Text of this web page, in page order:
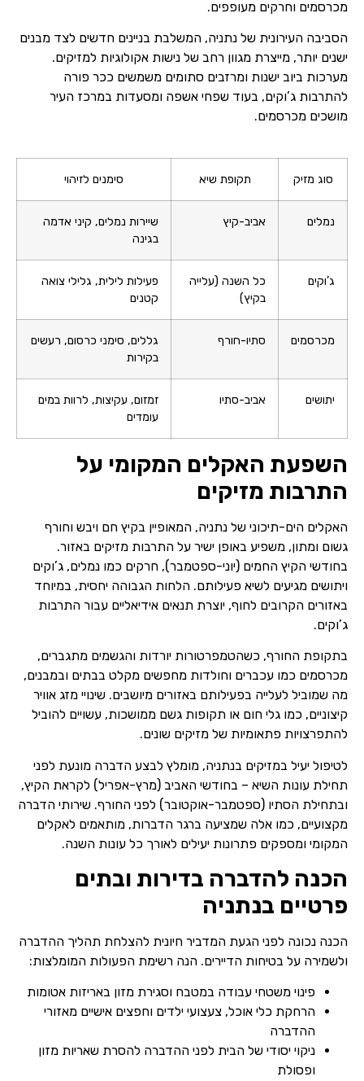
מכרסמים וחרקים מעופפים.
הסביבה העירונית של נתניה, המשלבת בניינים חדשים לצד מבנים
ישנים יותר, מייצרת מגוון רחב של נישות אקולוגיות למזיקים.
מערכות ביוב ישנות ומרזבים סתומים משמשים ככר פורה
להתרבות ג’וקים, בעוד שפחי אשפה ומסעדות במרכז העיר
מושכים מכרסמים.
סוג מזיק תקופת שיא סימנים לזיהוי
נמלים אביב-קיץ
שיירות נמלים, קיני אדמה
בגינה
ג’וקים
כל השנה (עלייה
בקיץ)
פעילות לילית, גלילי צואה
קטנים
מכרסמים סתיו-חורף
גללים, סימני כרסום, רעשים
בקירות
יתושים אביב-סתיו
זמזום, עקיצות, לרוות במים
עומדים
השפעת האקלים המקומי על
התרבות מזיקים
האקלים הים-תיכוני של נתניה, המאופיין בקיץ חם ויבש וחורף
גשום ומתון, משפיע באופן ישיר על התרבות מזיקים באזור.
בחודשי הקיץ החמים (יוני-ספטמבר), חרקים כמו נמלים, ג’וקים
ויתושים מגיעים לשיא פעילותם. הלחות הגבוהה יחסית, במיוחד
באזורים הקרובים לחוף, יוצרת תנאים אידיאליים עבור התרבות
ג’וקים.
בתקופת החורף, כשהטמפרטורות יורדות והגשמים מתגברים,
מכרסמים כמו עכברים וחולדות מחפשים מקלט בבתים ובמבנים,
מה שמוביל לעלייה בפעילותם באזורים מיושבים. שינויי מזג אוויר
קיצוניים, כמו גלי חום או תקופות גשם ממושכות, עשויים להוביל
להתפרצויות פתאומיות של מזיקים שונים.
לטיפול יעיל במזיקים בנתניה, מומלץ לבצע הדברה מונעת לפני
תחילת עונות השיא – בחודשי האביב (מרץ-אפריל) לקראת הקיץ,
ובתחילת הסתיו (ספטמבר-אוקטובר) לפני החורף. שירותי הדברה
מקצועיים, כמו אלה שמציעה ברגר הדברות, מותאמים לאקלים
המקומי ומספקים פתרונות יעילים לאורך כל עונות השנה.
הכנה להדברה בדירות ובתים
פרטיים בנתניה
הכנה נכונה לפני הגעת המדביר חיונית להצלחת תהליך ההדברה
ולשמירה על בטיחות הדיירים. הנה רשימת הפעולות המומלצות:
פינוי משטחי עבודה במטבח וסגירת מזון באריזות אטומות
הרחקת כלי אוכל, צעצועי ילדים וחפצים אישיים מאזורי
ההדברה
ניקוי יסודי של הבית לפני ההדברה להסרת שאריות מזון
ופסולת